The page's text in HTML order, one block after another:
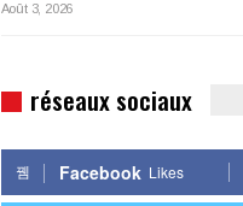
Août 3, 2026
réseaux sociaux
Facebook Likes